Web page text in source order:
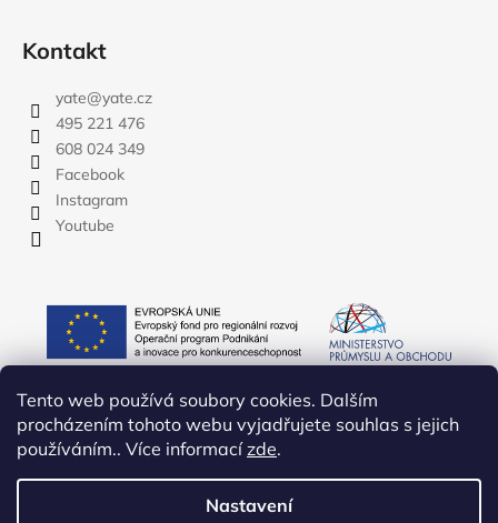
Tento web používá soubory cookies. Dalším
procházením tohoto webu vyjadřujete souhlas s jejich
používáním.. Více informacízde.
Nastavení
Kontakt
yate@yate.cz
495 221 476
608 024 349
Facebook
Instagram
Youtube